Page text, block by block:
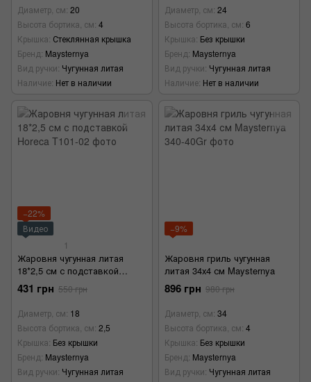
Диаметр, см 20
Высота бортика, см 4
Крышка Стеклянная крышка
Бренд Maysternya
Вид ручки Чугунная литая
Наличие Нет в наличии
Диаметр, см 24
Высота бортика, см 6
Крышка Без крышки
Бренд Maysternya
Вид ручки Чугунная литая
Наличие Нет в наличии
−22%
Видео
1
Жаровня чугунная литая
18*2,5 см с подставкой
Horeca
431 грн 550 грн
Диаметр, см 18
Высота бортика, см 2,5
Крышка Без крышки
Бренд Maysternya
Вид ручки Чугунная литая
−9%
Жаровня гриль чугунная
литая 34х4 см Maysternya
896 грн 980 грн
Диаметр, см 34
Высота бортика, см 4
Крышка Без крышки
Бренд Maysternya
Вид ручки Чугунная литая